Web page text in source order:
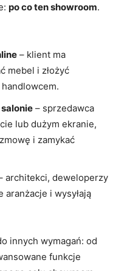
po co ten showroom.
– klient ma
mebel i złożyć
– sprzedawca
lub dużym ekranie,
i zamykać
architekci, deweloperzy
i wysyłają
innych wymagań: od
funkcje